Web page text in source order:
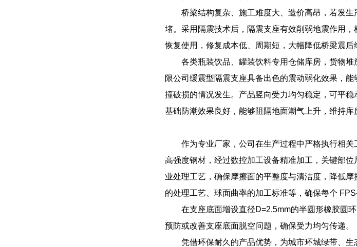
桥梁结构复杂、施工难度大、造价高昂，若发
堵。采用隔震技术后，隔震支座有效削弱地震作用
恢复使用，修复成本低、周期短，大幅降低桥梁震后
各类瓶装饮品、罐装饮料专用仓储库房，货物
限公司缓震型隔震支座具备出色的震动弱化效果，
撞破损的情况发生。产品竖向受力均匀稳定，可平
基础防潮效果良好，能够阻隔地面潮气上升，维持
作为专业厂家，公司在生产过程中严格执行相
高强度钢材，经过数控加工设备精准加工，关键部
业处理工艺，确保摩擦面的平整度与清洁度，降低
的处理工艺、球面曲率的加工标准等，确保每个
在支座底面增设直径D=2.5mm的半圆形橡胶圆
预防或改善支座底面脱空问题，确保受力均匀传递。
凭借环保耐久的产品优势，为城市环城绿带、